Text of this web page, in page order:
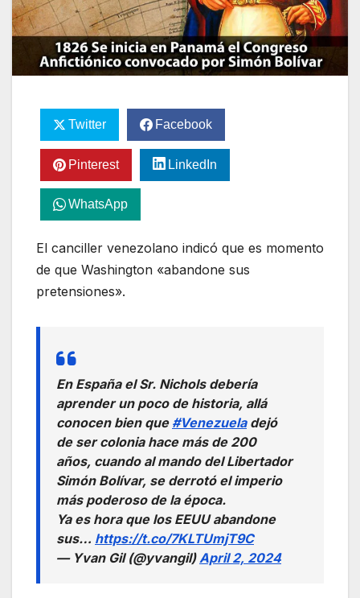
Twitter Facebook
Pinterest LinkedIn
WhatsApp
El canciller venezolano indicó que es momento
de que Washington «abandone sus
pretensiones».
En España el Sr. Nichols debería
aprender un poco de historia, allá
conocen bien que #Venezueladejó
de ser colonia hace más de 200
años, cuando al mando del Libertador
Simón Bolívar, se derrotó el imperio
más poderoso de la época.
Ya es hora que los EEUU abandone
sus… https://t.co/7KLTUmjT9C
— Yvan Gil (@yvangil)April 2, 2024